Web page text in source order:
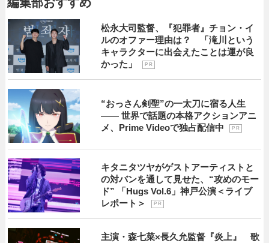
松永大司監督、『犯罪者』チョン・イ
ルのオファー理由は？ 「滝川という
キャラクターに出会えたことは運が良
かった」
P R
“おっさん剣聖”の一太刀に宿る人生
―― 世界で話題の本格アクションアニ
メ、Prime Videoで独占配信中
P R
キタニタツヤがゲストアーティストと
の対バンを通して見せた、“攻めのモー
ド” 「Hugs Vol.6」神戸公演＜ライブ
レポート＞
P R
主演・森七菜×長久允監督『炎上』 歌